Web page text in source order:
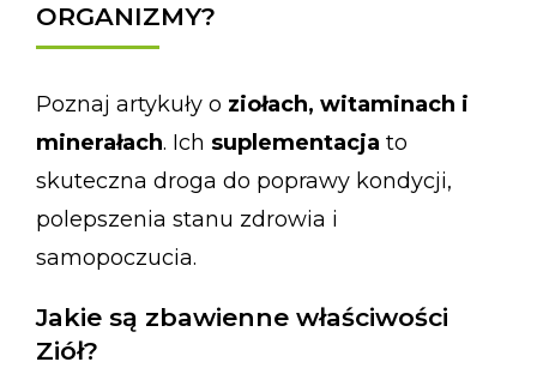
ORGANIZMY?
Poznaj artykuły o ziołach, witaminach i
minerałach. Ich suplementacja to
skuteczna droga do poprawy kondycji,
polepszenia stanu zdrowia i
samopoczucia.
Jakie są zbawienne właściwości
Ziół?